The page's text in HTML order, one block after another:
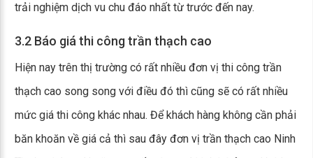
trải nghiệm dịch vu chu đáo nhất từ trước đến nay.
3.2 Báo giá thi công trần thạch cao
Hiện nay trên thị trường có rất nhiều đơn vị thi công trần
thạch cao song song với điều đó thì cũng sẽ có rất nhiều
mức giá thi công khác nhau. Để khách hàng không cần phải
băn khoăn về giá cả thì sau đây đơn vị trần thạch cao Ninh